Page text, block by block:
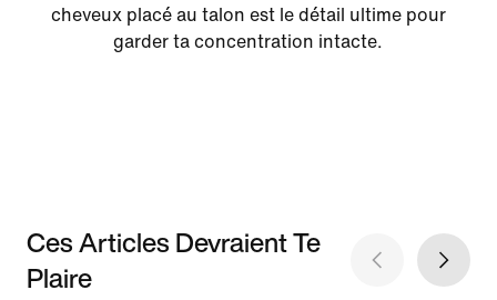
cheveux placé au talon est le détail ultime pour
garder ta concentration intacte.
Ces Articles Devraient Te
Plaire